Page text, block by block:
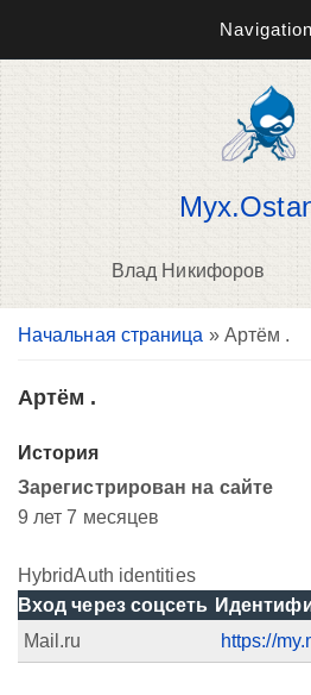
Navigation
Влад Никифоров
Вы здесь
Начальная страница » Артём .
Артём .
История
Зарегистрирован на сайте
9 лет 7 месяцев
HybridAuth identities
Вход через соцсеть
Mail.ru
https://